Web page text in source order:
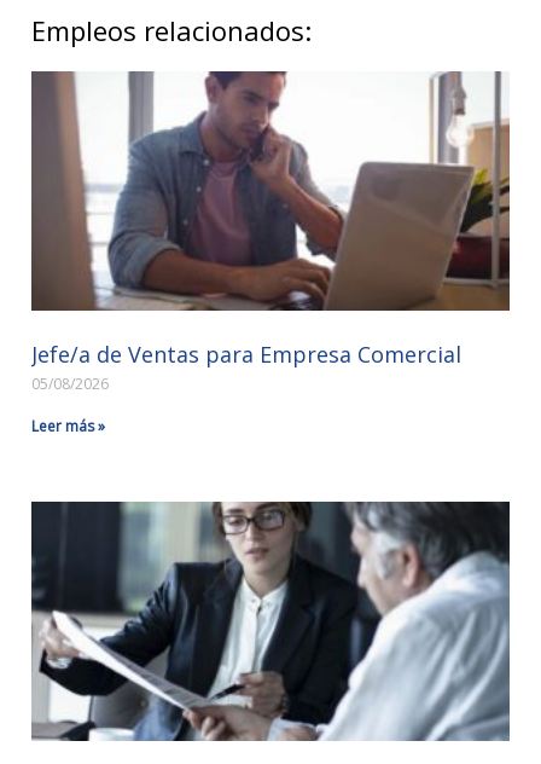
Empleos relacionados:
Jefe/a de Ventas para Empresa Comercial
05/08/2026
Leer más »